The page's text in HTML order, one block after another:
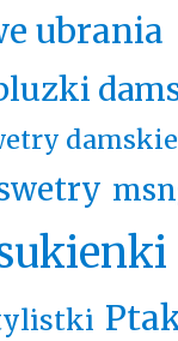
ubrania
damskie